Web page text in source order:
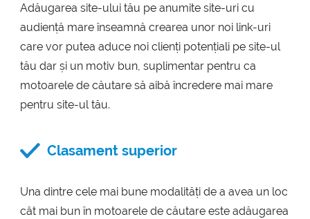
Adăugarea site-ului tău pe anumite site-uri cu
audiență mare înseamnă crearea unor noi link-uri
care vor putea aduce noi clienți potențiali pe site-ul
tău dar și un motiv bun, suplimentar pentru ca
motoarele de căutare să aibă încredere mai mare
pentru site-ul tău.
Clasament superior
Una dintre cele mai bune modalități de a avea un loc
cât mai bun în motoarele de căutare este adăugarea